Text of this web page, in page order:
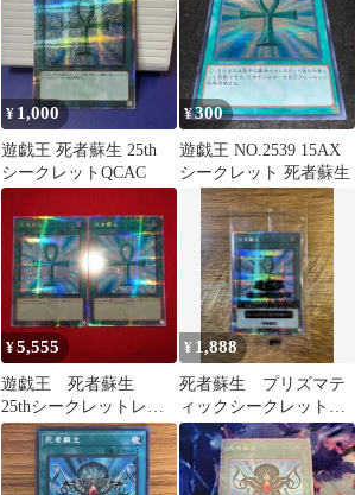
¥ 1,000
遊戯王 死者蘇生 25th
シークレットQCAC
¥300
遊戯王 NO.2539 15AX
シークレット 死者蘇生
¥5,555
遊戯王 死者蘇生
25thシークレットレ
ア 2枚
¥ 1,888
死者蘇生 プリズマテ
ィックシークレット
プリズマ 未開封
Blu-ray・DVD